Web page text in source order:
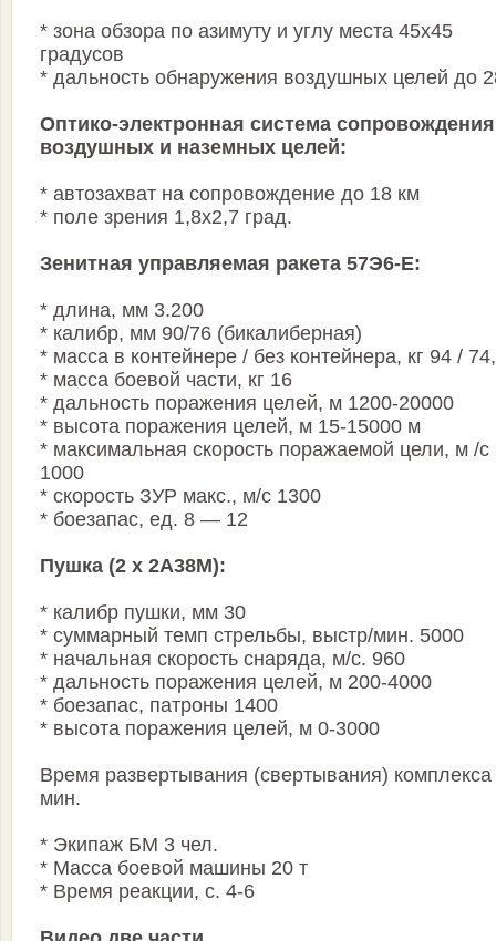
* зона обзора по азимуту и углу места 45х45
градусов
* дальность обнаружения воздушных целей до
Оптико-электронная система сопровождения
воздушных и наземных целей:
* автозахват на сопровождение до 18 км
* поле зрения 1,8х2,7 град.
Зенитная управляемая ракета 57Э6-Е:
* длина, мм 3.200
* калибр, мм 90/76 (бикалиберная)
* масса в контейнере / без контейнера, кг 94 /
* масса боевой части, кг 16
* дальность поражения целей, м 1200-20000
* высота поражения целей, м 15-15000 м
* максимальная скорость поражаемой цели, м /c
1000
* скорость ЗУР макс., м/с 1300
* боезапас, ед. 8 — 12
Пушка (2 х 2А38М):
* калибр пушки, мм 30
* суммарный темп стрельбы, выстр/мин. 5000
* начальная скорость снаряда, м/с. 960
* дальность поражения целей, м 200-4000
* боезапас, патроны 1400
* высота поражения целей, м 0-3000
Время развертывания (свертывания) комплекса
мин.
* Экипаж БМ 3 чел.
* Масса боевой машины 20 т
* Время реакции, с. 4-6